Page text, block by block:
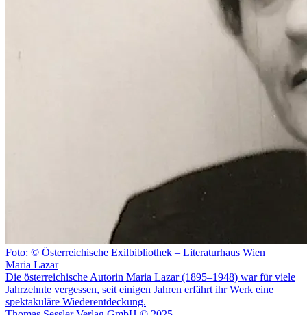
Foto: © Österreichische Exilbibliothek – Literaturhaus Wien
Maria Lazar
Die österreichische Autorin Maria Lazar (1895–1948) war für viele
Jahrzehnte vergessen, seit einigen Jahren erfährt ihr Werk eine
spektakuläre Wiederentdeckung.